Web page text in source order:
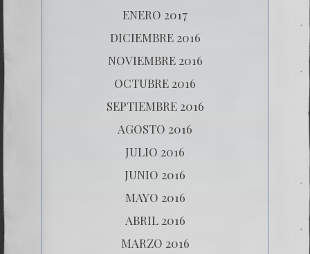
ENERO 2017
DICIEMBRE 2016
NOVIEMBRE 2016
OCTUBRE 2016
SEPTIEMBRE 2016
AGOSTO 2016
JULIO 2016
JUNIO 2016
MAYO 2016
ABRIL 2016
MARZO 2016